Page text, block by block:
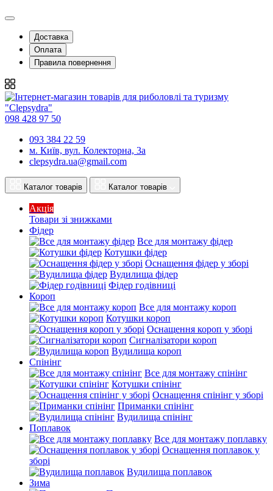
Доставка
Оплата
Правила повернення
098 428 97 50
093 384 22 59
м. Київ, вул. Колекторна, 3а
clepsydra.ua@gmail.com
Каталог товарів Каталог товарів
Акція
Товари зі знижками
Фідер
Все для монтажу фідер
Котушки фідер
Оснащення фідер у зборі
Вудилища фідер
Фідер годівниці
Короп
Все для монтажу короп
Котушки короп
Оснащення короп у зборі
Сигналізатори короп
Вудилища короп
Спінінг
Все для монтажу спінінг
Котушки спінінг
Оснащення спінінг у зборі
Приманки спінінг
Вудилища спінінг
Поплавок
Все для монтажу поплавку
Оснащення поплавок у
зборі
Вудилища поплавок
Зима